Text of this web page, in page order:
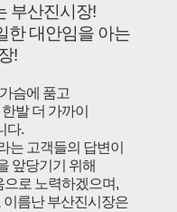
부산진시장!
한 대안임을 아는
!
슴에 품고
발 더 가까이
다.
는 고객들의 답변이
앞당기기 위해
으로 노력하겠으며,
름난 부산진시장은